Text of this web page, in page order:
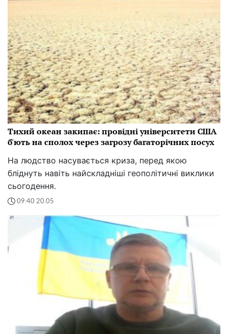
Тихий океан закипає: провідні університети США
б'ють на сполох через загрозу багаторічних посух
На людство насувається криза, перед якою
бліднуть навіть найскладніші геополітичні виклики
сьогодення.
09:40 20.05